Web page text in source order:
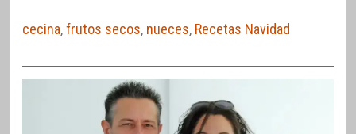
cecina,frutos secos, nueces, Recetas Navidad